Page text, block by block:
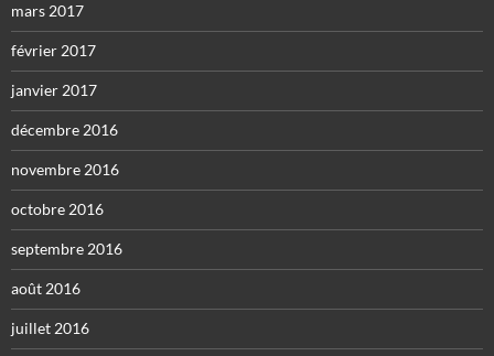
mars 2017
février 2017
janvier 2017
décembre 2016
novembre 2016
octobre 2016
septembre 2016
août 2016
juillet 2016